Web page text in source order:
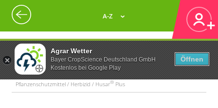
Agrar Wetter
Bayer CropScience Deutschland GmbH
Kostenlos bei Google Play
Öffnen
A-Z
Pflanzenschutzmittel / Herbizid / Husar® Plus